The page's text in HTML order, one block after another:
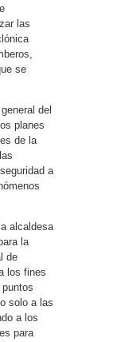
las
se
del
planes
de la
a
alcaldesa
la
de
los fines
solo a las
a los
para